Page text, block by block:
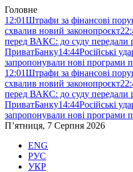
Головне
12:01Штрафи за фінансові
схвалив новий законопроєкт
перед ВАКС: до суду передали
ПриватБанку14:44Російські
запропонували нові програми
12:01Штрафи за фінансові
схвалив новий законопроєкт
перед ВАКС: до суду передали
ПриватБанку14:44Російські
запропонували нові програми
П’ятниця, 7 Серпня 2026
ENG
РУС
УКР